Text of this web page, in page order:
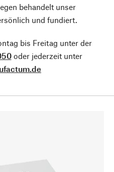
behandelt unser
und fundiert.
bis Freitag unter der
oder jederzeit unter